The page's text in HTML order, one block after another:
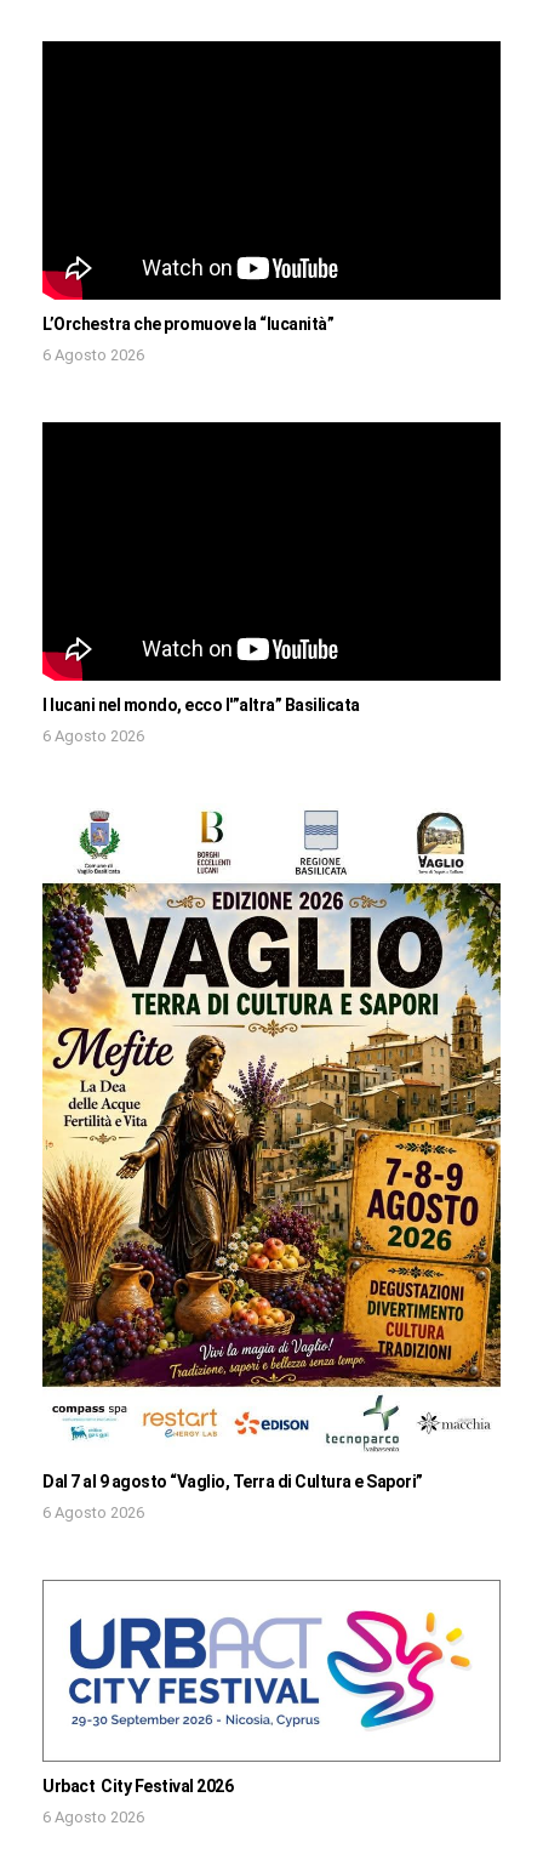
L’Orchestra che promuove la “lucanità”
6 Agosto 2026
I lucani nel mondo, ecco l'”altra” Basilicata
6 Agosto 2026
Dal 7 al 9 agosto “Vaglio, Terra di Cultura e Sapori”
6 Agosto 2026
Urbact City Festival 2026
6 Agosto 2026